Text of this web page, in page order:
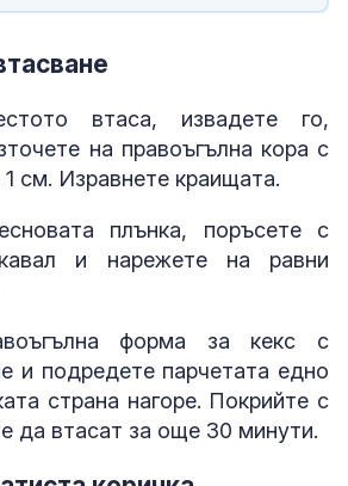
втаса, извадете го,
на правоъгълна кора с
см. Изравнете краищата.
плънка, поръсете с
и нарежете на равни
форма за кекс с
и подредете парчетата едно
страна нагоре. Покрийте с
да втасат за още 30 минути.